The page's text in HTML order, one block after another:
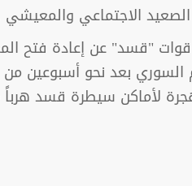
الاجتماعي والمعيشي
"قسد" عن إعادة فتح
السوري بعد نحو أسبوعين
لأماكن سيطرة قسد هرباً